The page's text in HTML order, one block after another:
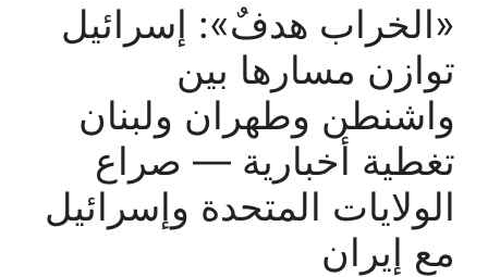
«الخراب هدفٌ»: إسرائيل
توازن مسارها بين
واشنطن وطهران ولبنان
تغطية أخبارية — صراع
الولايات المتحدة وإسرائيل
مع إيران